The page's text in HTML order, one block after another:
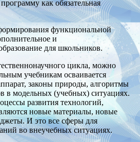
как обязательная
функциональной
и
для школьников.
цикла, можно
учебникам осваивается
законы природы, алгоритмы
в модельных (учебных) ситуациях.
развития технологий,
новые материалы, новые
И это все сферы для
во внеучебных ситуациях.